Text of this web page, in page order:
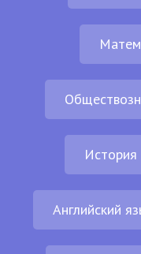
История
Английский